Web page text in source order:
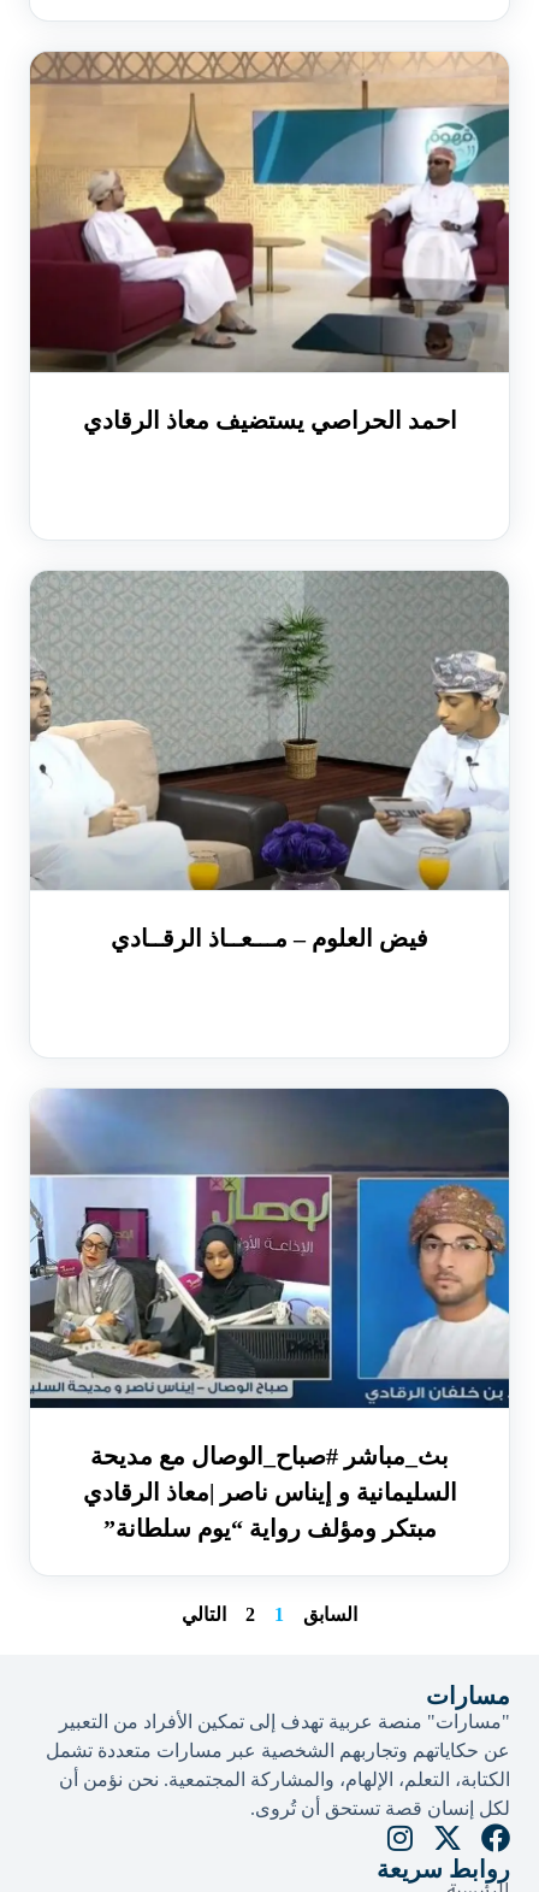
احمد الحراصي يستضيف معاذ الرقادي
فيض العلوم – مـــعــاذ الرقــادي
بث_مباشر #صباح_الوصال مع مديحة
السليمانية و إيناس ناصر |معاذ الرقادي
مبتكر ومؤلف رواية “يوم سلطانة”
السابق 1
2 التالي
مسارات
"مسارات" منصة عربية تهدف إلى تمكين الأفراد من التعبير
عن حكاياتهم وتجاربهم الشخصية عبر مسارات متعددة تشمل
الكتابة، التعلم، الإلهام، والمشاركة المجتمعية. نحن نؤمن أن
لكل إنسان قصة تستحق أن تُروى.​
روابط سريعة